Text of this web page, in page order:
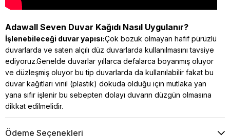
Adawall Seven Duvar Kağıdı Nasıl Uygulanır?
İşlenebileceği duvar yapısı:Çok bozuk olmayan hafif pürüzlü
duvarlarda ve saten alçılı düz duvarlarda kullanılmasını tavsiye
ediyoruz.Genelde duvarlar yıllarca defalarca boyanmış oluyor
ve düzleşmiş oluyor bu tip duvarlarda da kullanılabilir fakat bu
duvar kağıtları vinil (plastik) dokuda olduğu için mutlaka yan
yana sıfır işlenir bu sebepten dolayı duvarın düzgün olmasına
dikkat edilmelidir.
Ödeme Seçenekleri